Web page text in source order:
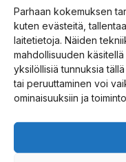
Parhaan kokemuksen
kuten evästeitä,
laitetietoja. Näiden
mahdollisuuden
yksilöllisiä tunnuksia
tai peruuttaminen voi
ominaisuuksiin ja
4.75
5:stä
35,00 €
Lisää ostoskoriin